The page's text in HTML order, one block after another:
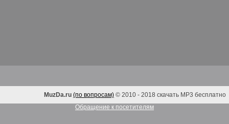
MuzDa.ru (по вопросам) © 2010 - 2018 скачать MP3 бесплатно
Обращение к посетителям